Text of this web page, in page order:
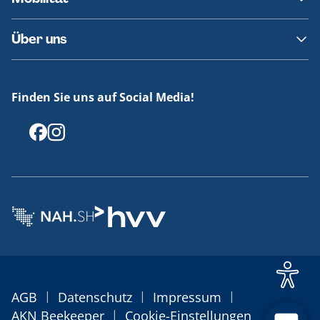
Fundsachen
Häufige Fragen
Barrierefreies Reisen
Erklärung Barrierefreiheit
Über uns
Offenlegungen
Finden Sie uns auf Social Media!
AGB | Datenschutz | Impressum |
AKN Beekeeper | Cookie-Einstellungen